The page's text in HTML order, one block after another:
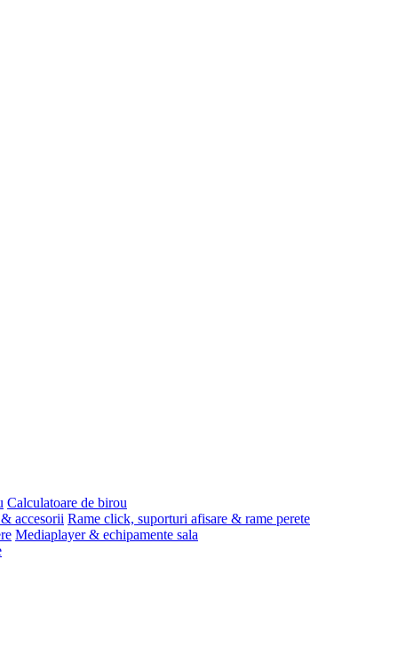
Calculatoare de birou
accesorii Rame click, suporturi afisare & rame perete
Mediaplayer & echipamente sala